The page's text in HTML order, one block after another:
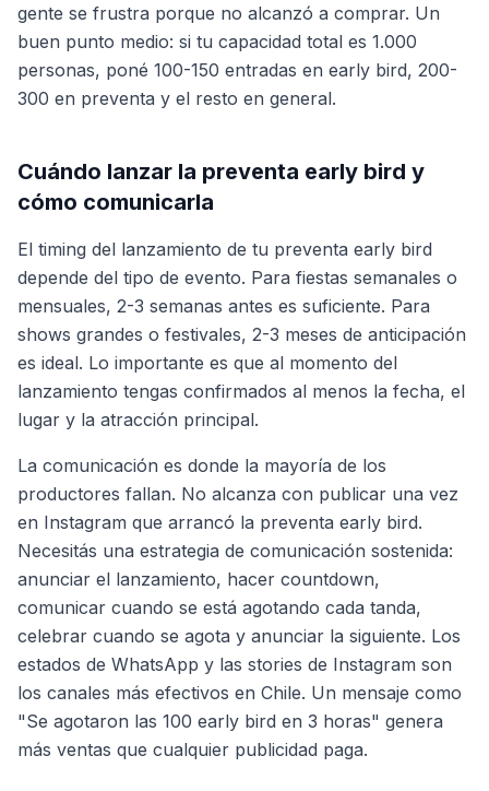
gente se frustra porque no alcanzó a comprar. Un
buen punto medio: si tu capacidad total es 1.000
personas, poné 100-150 entradas en early bird, 200-
300 en preventa y el resto en general.
Cuándo lanzar la preventa early bird y
cómo comunicarla
El timing del lanzamiento de tu preventa early bird
depende del tipo de evento. Para fiestas semanales o
mensuales, 2-3 semanas antes es suficiente. Para
shows grandes o festivales, 2-3 meses de anticipación
es ideal. Lo importante es que al momento del
lanzamiento tengas confirmados al menos la fecha, el
lugar y la atracción principal.
La comunicación es donde la mayoría de los
productores fallan. No alcanza con publicar una vez
en Instagram que arrancó la preventa early bird.
Necesitás una estrategia de comunicación sostenida:
anunciar el lanzamiento, hacer countdown,
comunicar cuando se está agotando cada tanda,
celebrar cuando se agota y anunciar la siguiente. Los
estados de WhatsApp y las stories de Instagram son
los canales más efectivos en Chile. Un mensaje como
"Se agotaron las 100 early bird en 3 horas" genera
más ventas que cualquier publicidad paga.